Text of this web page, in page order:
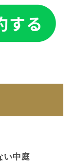
い中庭